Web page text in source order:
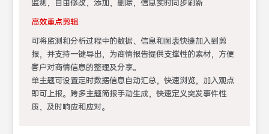
监测，自由修改，添加，删除，信息实时同步刷新
高效重点剪辑
可将监测和分析过程中的数据、信息和图表快捷加入到剪
报，并支持一键导出，为商情报告提供支撑性的素材，方便
客户对商情信息的整理及分享。
单主题可设置定时数据信息自动汇总，快速浏览，加入观点
即可上报。跨多主题简报手动生成，快速定义突发事件性
质，及时响应和应对。